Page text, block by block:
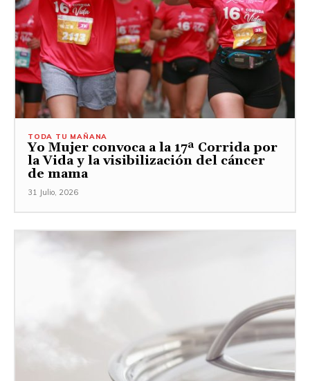
TODA TU MAÑANA
Yo Mujer convoca a la 17ª Corrida por
la Vida y la visibilización del cáncer
de mama
31 Julio, 2026